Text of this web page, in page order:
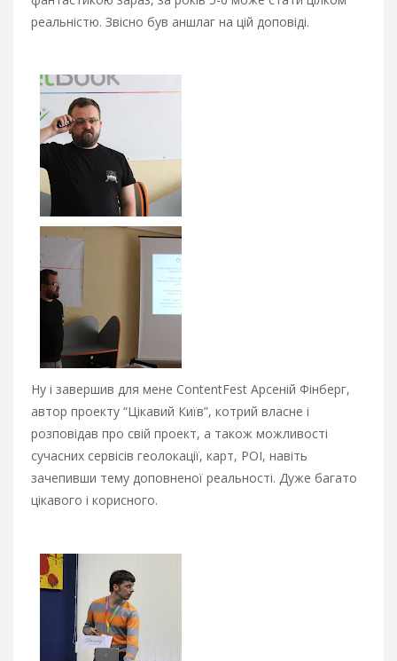
реальністю. Звісно був аншлаг на цій доповіді.
Ну і завершив для мене ContentFest Арсеній Фінберг,
автор проекту “Цікавий Київ”, котрий власне і
розповідав про свій проект, а також можливості
сучасних сервісів геолокації, карт, POI, навіть
зачепивши тему доповненої реальності. Дуже багато
цікавого і корисного.